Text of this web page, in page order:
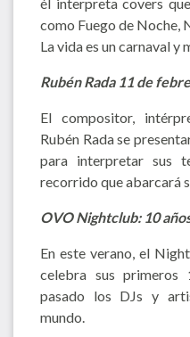
como Fuego de Noche,
La vida es un carnaval y
Rubén Rada 11 de
El compositor,
Rubén Rada se
para interpretar sus
recorrido que abarcará
OVO Nightclub: 10
En este verano, el
celebra sus
pasado los DJs y
mundo.